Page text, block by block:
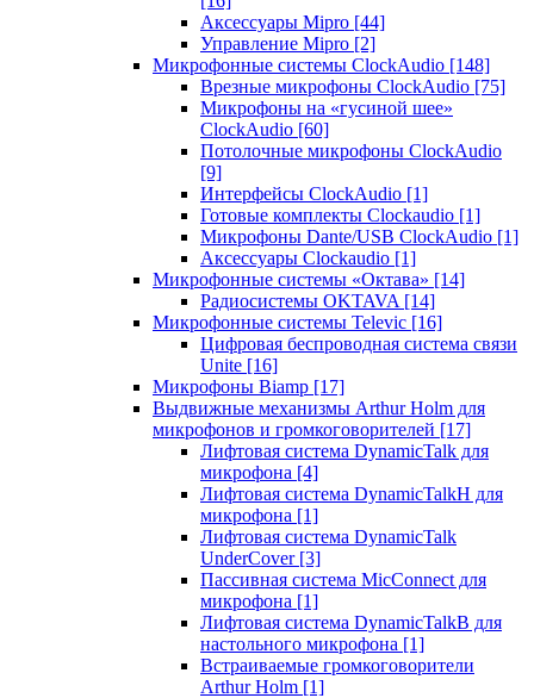
Аксессуары Mipro [44]
Управление Mipro [2]
Микрофонные системы ClockAudio [148]
Врезные микрофоны ClockAudio [75]
Микрофоны на «гусиной шее»
ClockAudio [60]
Потолочные микрофоны ClockAudio
[9]
Интерфейсы ClockAudio [1]
Готовые комплекты Clockaudio [1]
Микрофоны Dante/USB ClockAudio [1]
Аксессуары Clockaudio [1]
Микрофонные системы «Октава» [14]
Радиосистемы OKTAVA [14]
Микрофонные системы Televic [16]
Цифровая беспроводная система связи
Unite [16]
Микрофоны Biamp [17]
Выдвижные механизмы Arthur Holm для
микрофонов и громкоговорителей [17]
Лифтовая система DynamicTalk для
микрофона [4]
Лифтовая система DynamicTalkH для
микрофона [1]
Лифтовая система DynamicTalk
UnderCover [3]
Пассивная система MicConnect для
микрофона [1]
Лифтовая система DynamicTalkB для
настольного микрофона [1]
Встраиваемые громкоговорители
Arthur Holm [1]